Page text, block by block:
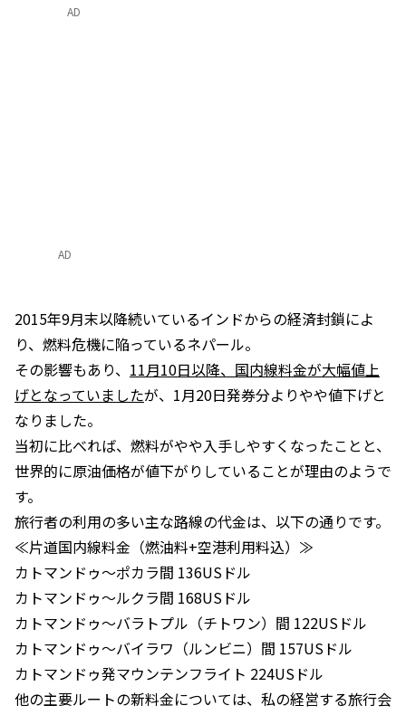
AD
2015年9月末以降続いているインドからの経済封鎖によ
り、燃料危機に陥っているネパール。
その影響もあり、 11月10日以降、国内線料金が大幅値上
げとなっていましたが、1月20日発券分よりやや値下げと
なりました。
当初に比べれば、燃料がやや入手しやすくなったことと、
世界的に原油価格が値下がりしていることが理由のようで
す。
旅行者の利用の多い主な路線の代金は、以下の通りです。
≪片道国内線料金（燃油料+空港利用料込）≫
カトマンドゥ～ポカラ間 136USドル
カトマンドゥ～ルクラ間 168USドル
カトマンドゥ～バラトプル（チトワン）間 122USドル
カトマンドゥ～バイラワ（ルンビニ）間 157USドル
カトマンドゥ発マウンテンフライト 224USドル
他の主要ルートの新料金については、私の経営する旅行会
AD